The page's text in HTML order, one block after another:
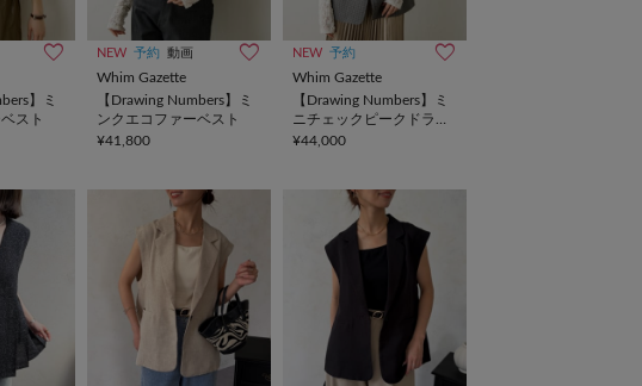
】ミ
スト
NEW 予約 動画
Whim Gazette
【Drawing Numbers】ミ
ンクエコファーベスト
¥41,800
NEW 予約
Whim Gazette
【Drawing Numbers】ミ
ニチェックピークドラペ
ルベスト
¥44,000